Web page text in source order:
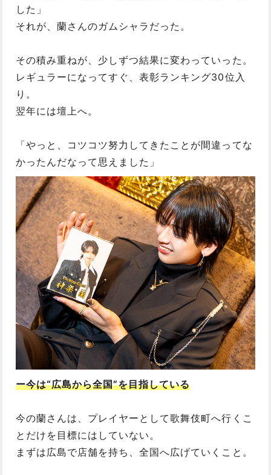
した」
それが、蘭さんのガムシャラだった。
その積み重ねが、少しずつ結果に変わっていった。
レギュラーになってすぐ、表彰ランキング30位入
り。
翌年には壇上へ。
「やっと、コツコツ努力してきたことが間違ってな
かったんだなって思えました」
ー今は“広島から全国”を目指している
今の蘭さんは、プレイヤーとして歌舞伎町へ行くこ
とだけを目標にはしていない。
まずは広島で店舗を持ち、全国へ広げていくこと。